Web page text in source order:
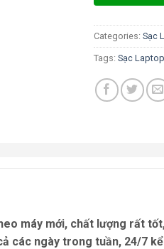
Categories: Sạc
Tags: Sạc
máy mới, chất lượng rất
các ngày trong tuần, 24/7